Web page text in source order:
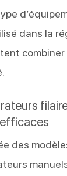
dans la
des